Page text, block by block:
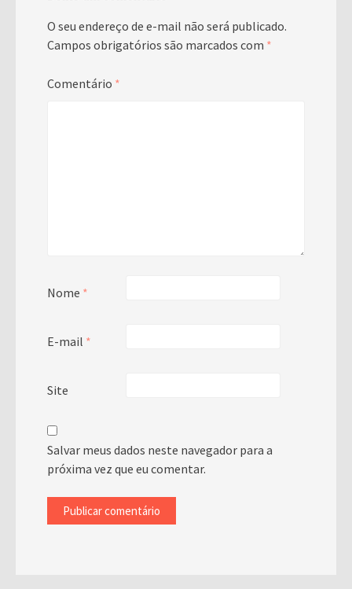
O seu endereço de e-mail não será publicado.
Campos obrigatórios são marcados com *
Comentário *
Nome *
E-mail *
Site
Salvar meus dados neste navegador para a
próxima vez que eu comentar.